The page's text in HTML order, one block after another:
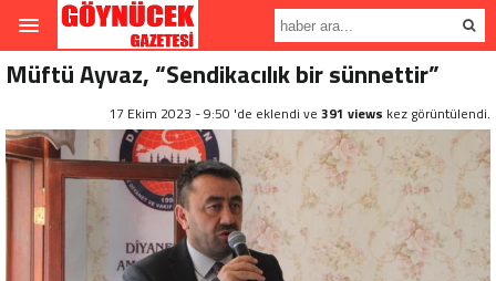
Müftü Ayvaz, “Sendikacılık bir sünnettir”
17 Ekim 2023 - 9:50 'de eklendi ve 391 views kez görüntülendi.